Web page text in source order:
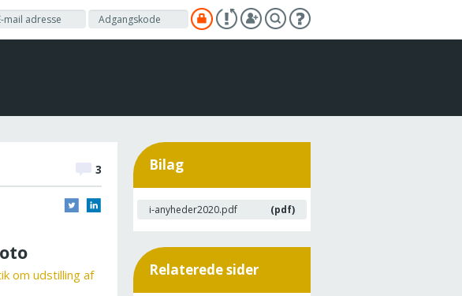
3
om udstilling af
Bilag
i-anyheder2020.pdf (pdf)
Relaterede sider